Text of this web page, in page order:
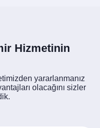
Hizmetinin
yararlanmanız
olacağını sizler